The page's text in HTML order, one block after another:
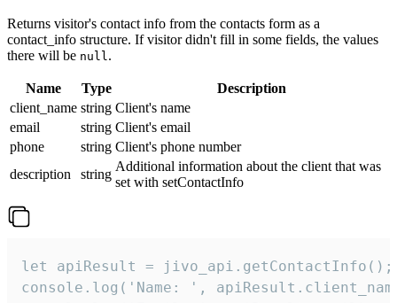
Returns visitor's contact info from the contacts form as a
contact_info structure. If visitor didn't fill in some fields, the values
there will be null.
Name Type
Description
client_name string Client's name
email
string Client's email
phone
string Client's phone number
description
string
Additional information about the client that was
set with setContactInfo
let apiResult = jivo_api.getContactInfo();
console.log('Name: ',